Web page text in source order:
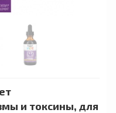
и токсины, для